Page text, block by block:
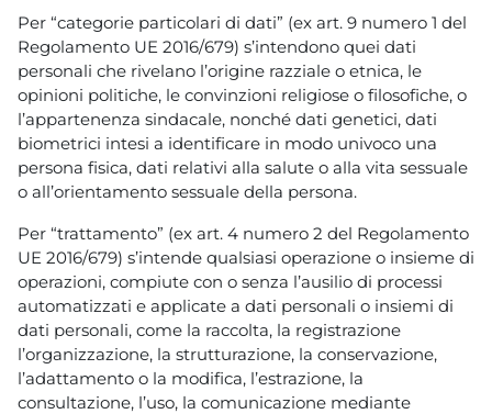
Per “categorie particolari di dati” (ex art. 9 numero 1 del
Regolamento UE 2016/679) s’intendono quei dati
personali che rivelano l’origine razziale o etnica, le
opinioni politiche, le convinzioni religiose o filosofiche, o
l’appartenenza sindacale, nonché dati genetici, dati
biometrici intesi a identificare in modo univoco una
persona fisica, dati relativi alla salute o alla vita sessuale
o all’orientamento sessuale della persona.
Per “trattamento” (ex art. 4 numero 2 del Regolamento
UE 2016/679) s’intende qualsiasi operazione o insieme di
operazioni, compiute con o senza l’ausilio di processi
automatizzati e applicate a dati personali o insiemi di
dati personali, come la raccolta, la registrazione
l’organizzazione, la strutturazione, la conservazione,
l’adattamento o la modifica, l’estrazione, la
consultazione, l’uso, la comunicazione mediante